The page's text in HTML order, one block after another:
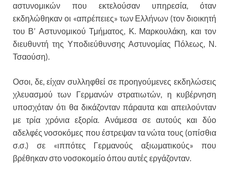
αστυνομικών που εκτελούσαν υπηρεσία, όταν
εκδηλώθηκαν οι «απρέπειες» των Ελλήνων (τον διοικητή
του Β’ Αστυνομικού Τμήματος, Κ. Μαρκουλάκη, και τον
διευθυντή της Υποδιεύθυνσης Αστυνομίας Πόλεως, Ν.
Τσαούση).
Οσοι, δε, είχαν συλληφθεί σε προηγούμενες εκδηλώσεις
χλευασμού των Γερμανών στρατιωτών, η κυβέρνηση
υποσχόταν ότι θα δικάζονταν πάραυτα και απειλούνταν
με τρία χρόνια εξορία. Ανάμεσα σε αυτούς και δύο
αδελφές νοσοκόμες που έστρεψαν τα νώτα τους (οπίσθια
σ.σ.) σε «ιππότες Γερμανούς αξιωματικούς» που
βρέθηκαν στο νοσοκομείο όπου αυτές εργάζονταν.